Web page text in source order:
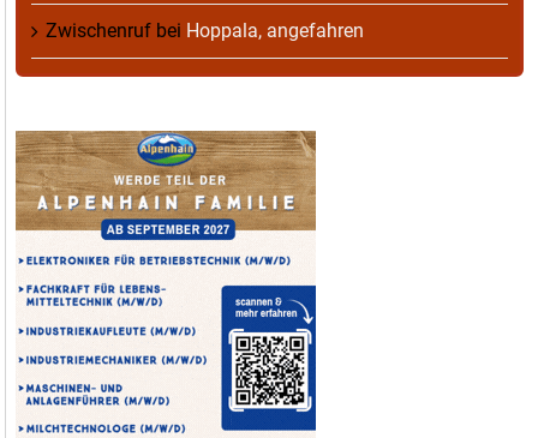
Zwischenruf bei Hoppala, angefahren